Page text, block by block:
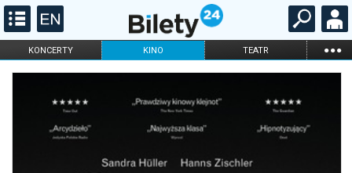
KONCERTY KINO TEATR ...
FILHARMONIA OPERA I BALET
DLA DZIECI
ONLINE KARNETY